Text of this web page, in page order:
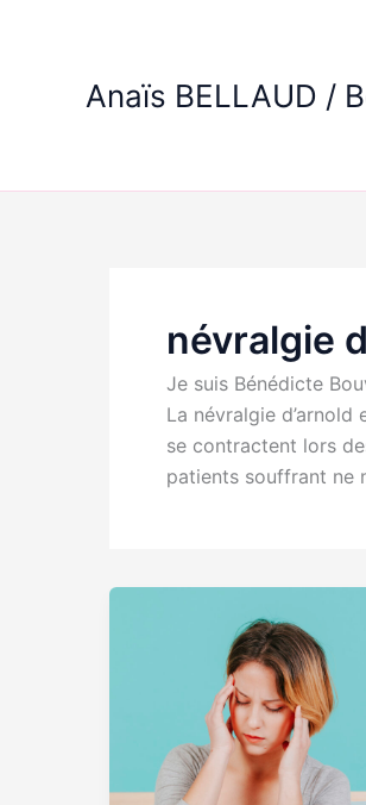
Anaïs BELLAUD /
névralgie
Je suis Bénédicte
La névralgie
se contractent lors
patients souffrant ne